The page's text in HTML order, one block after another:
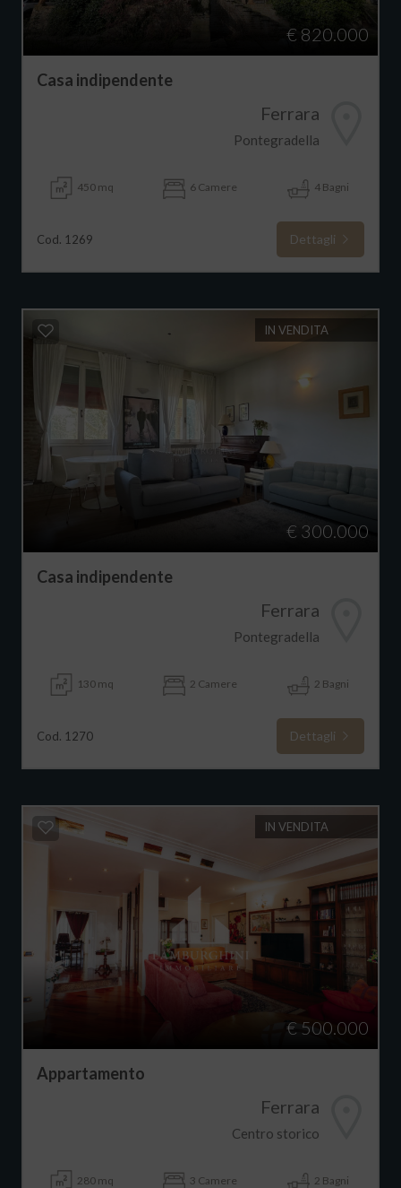
€ 820.000
Casa indipendente
Ferrara
Pontegradella
450 mq 6 Camere 4 Bagni
Cod. 1269 Dettagli
IN VENDITA
€ 300.000
Casa indipendente
Ferrara
Pontegradella
130 mq 2 Camere 2 Bagni
Cod. 1270 Dettagli
IN VENDITA
€ 500.000
Appartamento
Ferrara
Centro storico
280 mq 3 Camere 2 Bagni